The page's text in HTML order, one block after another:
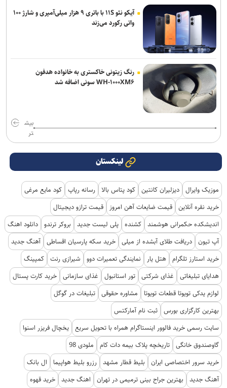
آیکو نئو ۱۱S با باتری ۹ هزار میلی‌آمپری و شارژ ۱۰۰
واتی رکورد می‌زند
رنگ زیتونی خاکستری به خانواده هدفون
WH-۱۰۰۰XM۶ سونی اضافه شد
بیش
تر
لینکستان
موزیک وایرال دیزلیران کانتین کود پتاس بالا رسانه رپاپ کود مایع مرغی
خرید نقره آنلاین قیمت ضایعات آهن امروز
قیمت ترازو دیجیتال
اندیشکده حکمرانی هوشمند کشنده پلی لیست جدید بروکر ترندو دانلود اهنگ
آپ تیون دریافت طلای آبشده از میلی خرید سکه پارسیان اقساطی آهنگ جدید
خرید استارز تلگرام هتل یار نمایندگی تعمیرات دوو شیرازی رنت کمپینگ
هدایای تبلیغاتی
غذای شرکتی تور استانبول غذای سازمانی خرید کارت پستال
لوازم یدکی تویوتا قطعات تویوتا
مشاوره حقوقی تبلیغات در گوگل
بهترین کارگزاری بورس ثبت نام آمارکتس
سایت رسمی خرید فالوور اینستاگرام همراه با تحویل سریع یخچال فریزر اسنوا
گاوصندوق خانگی تاریخچه پلاک بیمه دات کام
ملودی 98
خرید سرور اختصاصی ایران
بلیط قطار مشهد رزرو بلیط هواپیما
ال بانک
آهنگ جدید
بهترین جراح بینی ترمیمی در تهران اهنگ جدید خرید قهوه